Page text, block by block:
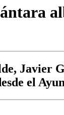
Javier
el